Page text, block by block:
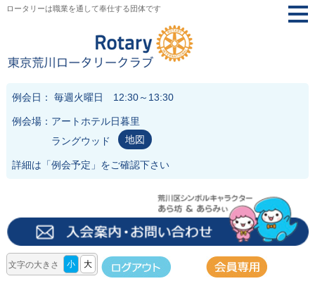
ロータリーは職業を通して奉仕する団体です
例会日： 毎週火曜日 12:30～13:30
例会場：アートホテル日暮里
ラングウッド
地図
詳細は「例会予定 」をご確認下さい
文字の大きさ 小 大